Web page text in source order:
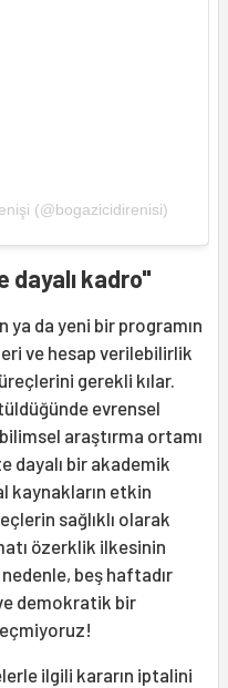
(@bogazicidirenisi)
dayalı kadro"
da yeni bir programın
ve hesap verilebilirlik
gerekli kılar.
evrensel
araştırma ortamı
dayalı bir akademik
kaynakların etkin
sağlıklı olarak
özerklik ilkesinin
beş haftadır
demokratik bir
ilgili kararın iptalini